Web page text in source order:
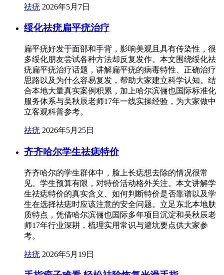
祛疣 2026年5月7日
绥化祛疣扁平疣治疗
扁平疣好发于面部和手背，影响美观且具有传染性，很
多绥化朋友尝试各种方法却反复发作。本文围绕绥化祛
疣扁平疣治疗话题，讲解扁平疣的病毒特性、正确治疗
思路以及为什么容易复发，帮助大家建立科学认知。结
合本地大量真实案例积累，加上哈尔滨俪也国际标准化
服务体系与吴秋辰老师17年一线实操经验，为大家做中
立客观科普参考。
祛疣 2026年5月25日
齐齐哈尔学生祛痣特价
齐齐哈尔的学生群体中，脸上长痣想去除的情况很常
见。学生预算有限，对特价活动格外关注。本文讲解学
生祛痣特价的真实含义、如何判断特价是否靠谱以及学
生在选择祛痣时应该注意的安全问题。立足东北本地肤
质特点，凭借哈尔滨俪也国际多年项目沉淀和吴秋辰老
师17年行业深耕，梳理实用常识与避坑要点供大家参
考。
祛疣 2026年5月19日